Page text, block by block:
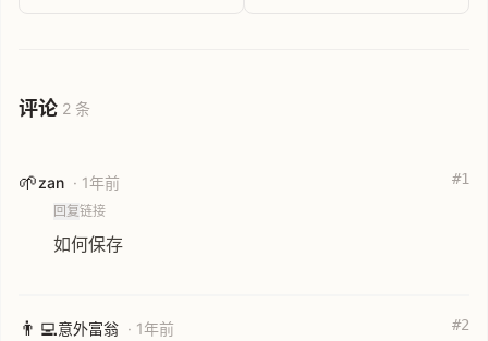
评论 2 条
🌱zan · 1年前 #1
回复链接
如何保存
👨‍💻意外富翁 · 1年前 #2